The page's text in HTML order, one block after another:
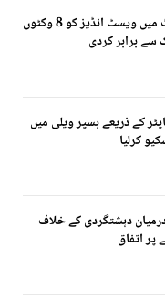
پاکستان نے دوسرا ٹیسٹ میں ویسٹ انڈیز کو 8 وکٹوں
سے برابر کردی
کے ذریعے ہسپر ویلی میں
دہشتگردی کے خلاف
پر اتفاق